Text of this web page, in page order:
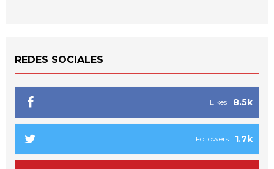
REDES SOCIALES
8.5k
Likes
1.7k
Followers